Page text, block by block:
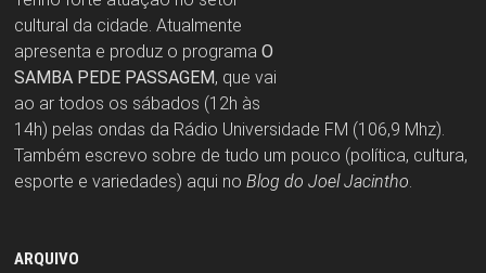
cultural da cidade. Atualmente
apresenta e produz o programa O
SAMBA PEDE PASSAGEM, que vai
ao ar todos os sábados (12h às
14h) pelas ondas da Rádio Universidade FM (106,9 Mhz).
Também escrevo sobre de tudo um pouco (política, cultura,
esporte e variedades) aqui no Blog do Joel Jacintho.
ARQUIVO